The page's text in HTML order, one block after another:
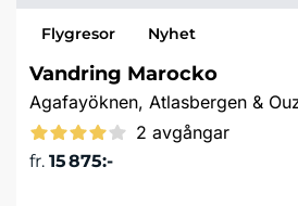
Flygresor Nyhet
Vandring Marocko
2 avgångar
fr. 15 875:-